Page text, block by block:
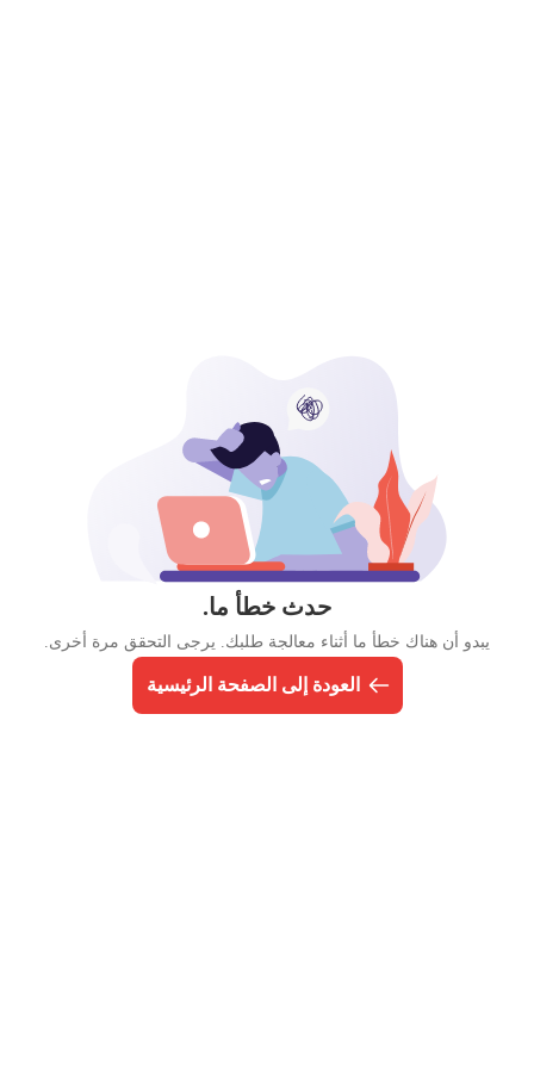
حدث خطأ ما.
يبدو أن هناك خطأ ما أثناء معالجة طلبك. يرجى التحقق مرة أخرى.
العودة إلى الصفحة الرئيسية